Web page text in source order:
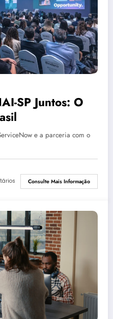
SP Juntos: O
e a parceria com o
Consulte Mais Informação